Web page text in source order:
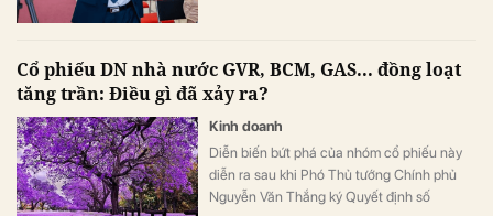
Cổ phiếu DN nhà nước GVR, BCM, GAS... đồng loạt
tăng trần: Điều gì đã xảy ra?
Kinh doanh
Diễn biến bứt phá của nhóm cổ phiếu này
diễn ra sau khi Phó Thủ tướng Chính phủ
Nguyễn Văn Thắng ký Quyết định số